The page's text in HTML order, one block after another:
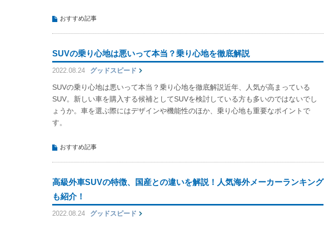
おすすめ記事
SUVの乗り心地は悪いって本当？乗り心地を徹底解説
2022.08.24 グッドスピード
SUVの乗り心地は悪いって本当？乗り心地を徹底解説近年、人気が高まっている
SUV。新しい車を購入する候補としてSUVを検討している方も多いのではないでし
ょうか。車を選ぶ際にはデザインや機能性のほか、乗り心地も重要なポイントで
す。
おすすめ記事
高級外車SUVの特徴、国産との違いを解説！人気海外メーカーランキング
も紹介！
2022.08.24 グッドスピード